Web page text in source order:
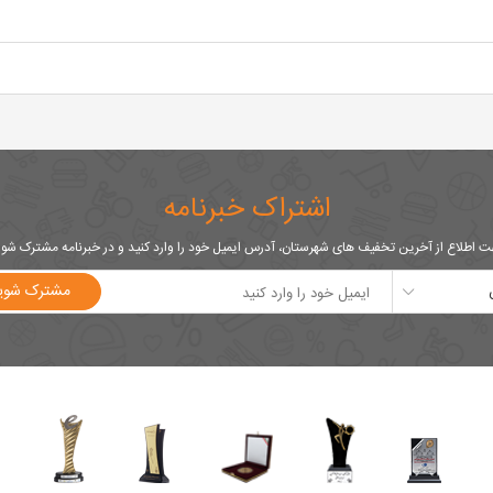
اشتراک خبرنامه
اطلاع از آخرین تخفیف های شهرستان، آدرس ایمیل خود را وارد کنید و در خبرنامه مشترک
مشترک